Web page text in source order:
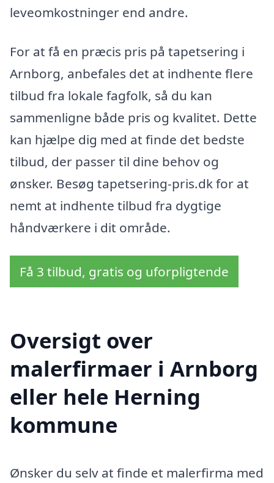
leveomkostninger end andre.
For at få en præcis pris på tapetsering i
Arnborg, anbefales det at indhente flere
tilbud fra lokale fagfolk, så du kan
sammenligne både pris og kvalitet. Dette
kan hjælpe dig med at finde det bedste
tilbud, der passer til dine behov og
ønsker. Besøg tapetsering-pris.dk for at
nemt at indhente tilbud fra dygtige
håndværkere i dit område.
Få 3 tilbud, gratis og uforpligtende
Oversigt over
malerfirmaer i Arnborg
eller hele Herning
kommune
Ønsker du selv at finde et malerfirma med